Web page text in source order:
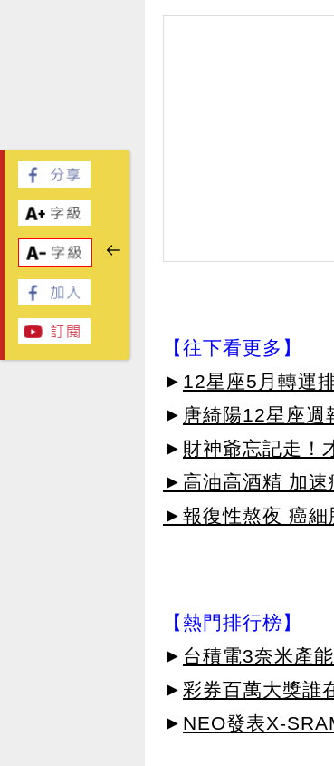
【往下看更多】
► 12星座5月轉運
► 唐綺陽12星座週
► 財神爺忘記走！
►高油高酒精 加速
►報復性熬夜 癌細
【熱門排行榜】
► 台積電3奈米產
► 彩券百萬大獎誰
► NEO發表X-